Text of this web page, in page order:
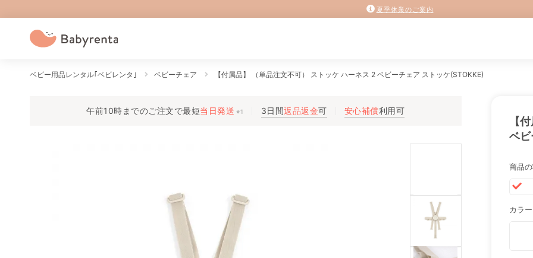
夏季休業のご案内
ベビー用品レンタル｢ベビレンタ｣ ベビーチェア 【付属品】 （単品注文不可） ストッケ ハーネス 2 ベビーチェア ストッケ(STOKKE)
午前10時までのご注文で最短当日発送 ※1 3日間返品返金可 安心補償利用可
【
ベビ
商品の
カラー